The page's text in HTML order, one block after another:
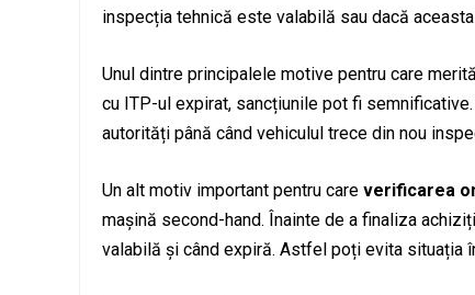
inspecția tehnică este valabilă sau dacă
Unul dintre principalele motive pentru care
cu ITP-ul expirat, sancțiunile pot fi
autorități până când vehiculul trece din nou
Un alt motiv important pentru care verificarea
mașină second-hand. Înainte de a finaliza
valabilă și când expiră. Astfel poți evita situația